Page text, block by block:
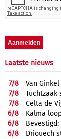
Laatste nieuws
7/8
Van
7/8
Tuchtzaak
7/8
Celta de
6/8
Kalma
6/8
6/8
Driouech